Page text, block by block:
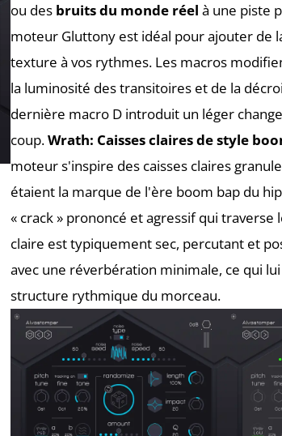
ou des bruits du monde réel à une piste
moteur Gluttony est idéal pour ajouter de
texture à vos rythmes. Les macros
la luminosité des transitoires et de la
dernière macro D introduit un léger
coup.Wrath: Caisses claires de style
moteur s'inspire des caisses claires
étaient la marque de l'ère boom bap du
« crack » prononcé et agressif qui traverse
claire est typiquement sec, percutant et
avec une réverbération minimale, ce qui
structure rythmique du morceau.